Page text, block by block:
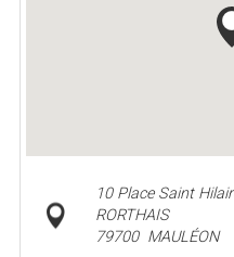
10 Place Saint
RORTHAIS
79700 MAULÉON